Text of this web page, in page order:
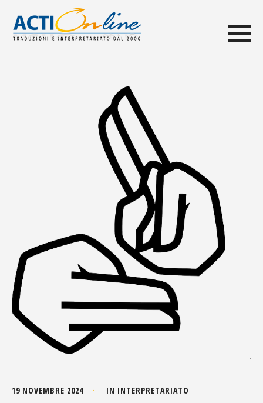
19 NOVEMBRE 2024 IN INTERPRETARIATO